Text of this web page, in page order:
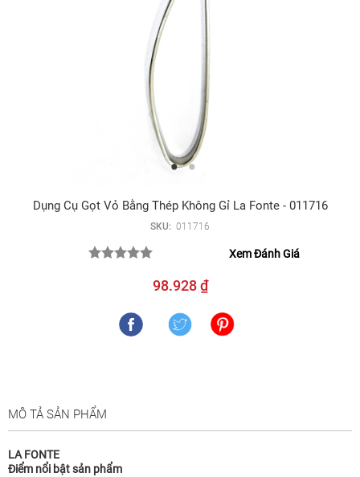
Dụng Cụ Gọt Vỏ Bằng Thép Không Gỉ La Fonte - 011716
SKU: 011716
Xem Đánh Giá
98.928 ₫
MÔ TẢ SẢN PHẨM
LA FONTE
Điểm nổi bật sản phẩm